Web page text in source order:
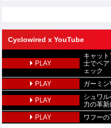
Cyclowired x YouTube
PLAY
キャッ
士でペ
ェック
PLAY
ガーミ
PLAY
シュワ
力の革
PLAY
ワフー